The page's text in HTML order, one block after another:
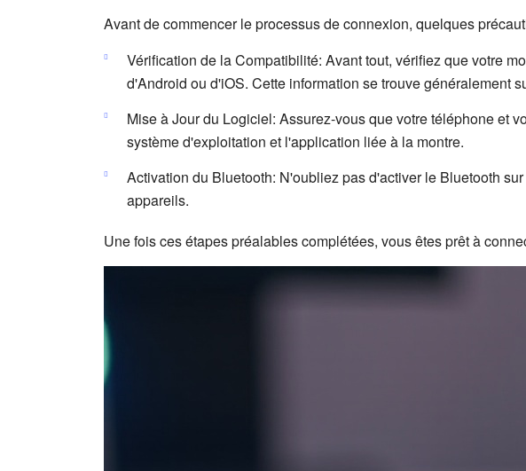
Avant de commencer le processus de connexion, quelques
Vérification de la Compatibilité: Avant tout, vérifiez que votre
d'Android ou d'iOS. Cette information se trouve généralement
Mise à Jour du Logiciel: Assurez-vous que votre téléphone et
système d'exploitation et l'application liée à la montre.
Activation du Bluetooth: N'oubliez pas d'activer le Bluetooth
appareils.
Une fois ces étapes préalables complétées, vous êtes prêt à